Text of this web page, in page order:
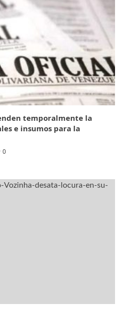
temporalmente la
e insumos para la
0